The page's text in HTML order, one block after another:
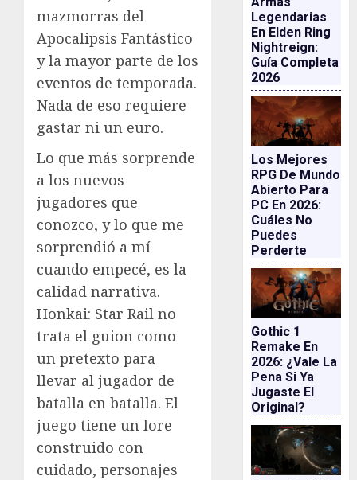
mazmorras del
Apocalipsis Fantástico
y la mayor parte de los
eventos de temporada.
Nada de eso requiere
gastar ni un euro.
Lo que más sorprende
a los nuevos
jugadores que
conozco, y lo que me
sorprendió a mí
cuando empecé, es la
calidad narrativa.
Honkai: Star Rail no
trata el guion como
un pretexto para
llevar al jugador de
batalla en batalla. El
juego tiene un lore
construido con
cuidado, personajes
Legendarias
En Elden Ring
Nightreign:
Guía Completa
2026
Los Mejores
RPG De Mundo
Abierto Para
PC En 2026:
Cuáles No
Puedes
Perderte
Gothic 1
Remake En
2026: ¿vale La
Pena Si Ya
Jugaste El
Original?